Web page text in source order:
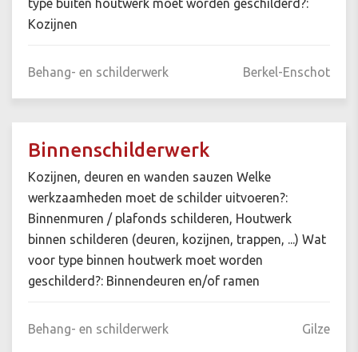
type buiten houtwerk moet worden geschilderd?:
Kozijnen
Behang- en schilderwerk Berkel-Enschot
Binnenschilderwerk
Kozijnen, deuren en wanden sauzen Welke
werkzaamheden moet de schilder uitvoeren?:
Binnenmuren / plafonds schilderen, Houtwerk
binnen schilderen (deuren, kozijnen, trappen, ...) Wat
voor type binnen houtwerk moet worden
geschilderd?: Binnendeuren en/of ramen
Behang- en schilderwerk Gilze